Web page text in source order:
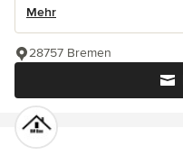
Mehr
28757 Bremen